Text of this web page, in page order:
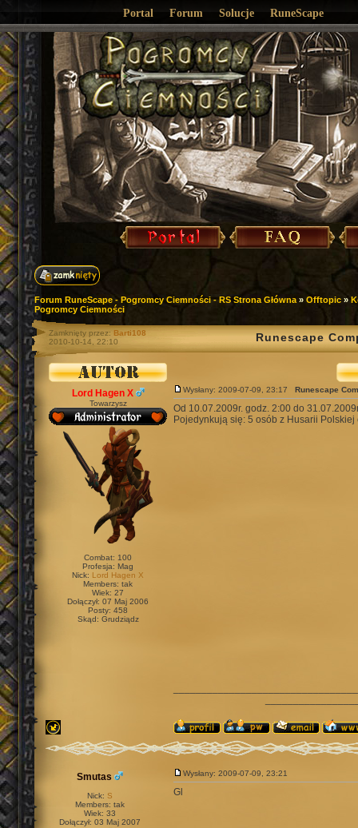
Portal Forum Solucje RuneScape
Forum RuneScape - Pogromcy Ciemności - RS Strona Główna » Offtopic »
Pogromcy Ciemności
Zamknięty przez: Barti108
2010-10-14, 22:10
Runescape
Lord Hagen X
Towarzysz
Combat: 100
Profesja: Mag
Nick: Lord Hagen X
Members: tak
Wiek: 27
Dołączył: 07 Maj 2006
Posty: 458
Skąd: Grudziądz
Wysłany: 2009-07-09, 23:17 Runescape
Od 10.07.2009r. godz. 2:00 do
Pojedynkują się: 5 osób z Husarii
Smutas
Nick: S
Members: tak
Wiek: 33
Dołączył: 03 Maj 2007
Wysłany: 2009-07-09, 23:21
Gl